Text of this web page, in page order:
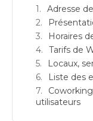
Adresse
Horaires
Tarifs de
Locaux,
Liste des
utilisateurs